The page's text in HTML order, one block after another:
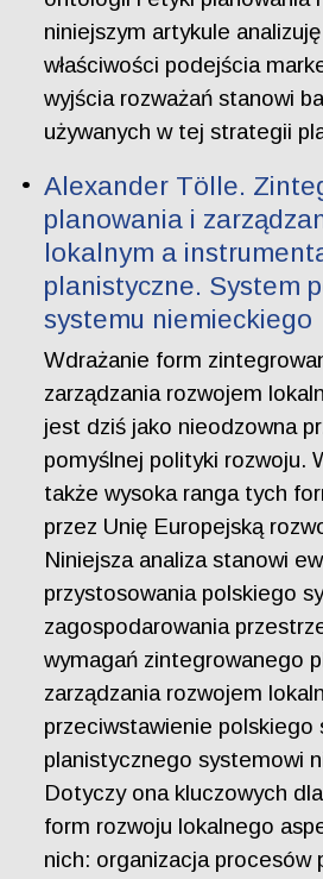
niniejszym artykule
właściwości podejścia
wyjścia rozważań stanowi
używanych w tej strategii
Alexander Tölle.
planowania i
lokalnym a
planistyczne. System
systemu niemieckiego
Wdrażanie form
zarządzania rozwojem
jest dziś jako nieodzowna
pomyślnej polityki rozwoju.
także wysoka ranga tych
przez Unię Europejską
Niniejsza analiza stanowi
przystosowania polskiego
zagospodarowania
wymagań zintegrowanego
zarządzania rozwojem
przeciwstawienie polskiego
planistycznego systemowi
Dotyczy ona kluczowych
form rozwoju lokalnego
nich: organizacja procesów